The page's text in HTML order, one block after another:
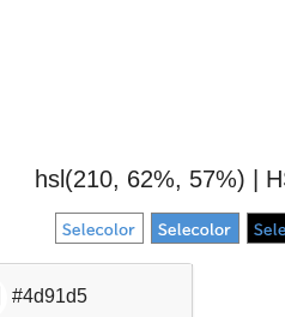
hsl(210, 62%, 57%) |
#4d91d5